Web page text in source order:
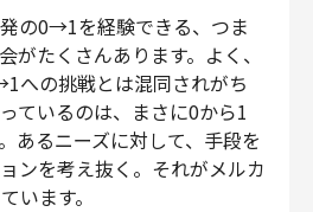
の0→1を経験できる、つま
がたくさんあります。よく、
への挑戦とは混同されがち
ているのは、まさに0から1
あるニーズに対して、手段を
ンを考え抜く。それがメルカ
います。